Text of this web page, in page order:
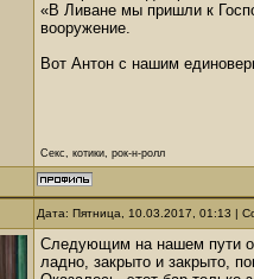
«В Ливане мы пришли к
вооружение.
Вот Антон с нашим
Секс, котики, рок-н-ролл
Дата: Пятница, 10.03.2017, 01:13 |
Следующим на нашем пути
ладно, закрыто и закрыто,